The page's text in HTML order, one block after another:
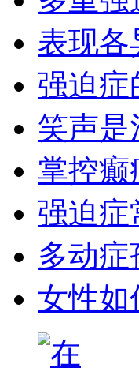
表现各
强迫症
笑声是
掌控癫
强迫症
多动症
女性如